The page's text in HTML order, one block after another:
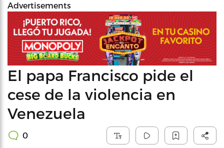
Advertisements
El papa Francisco pide el
cese de la violencia en
Venezuela
0